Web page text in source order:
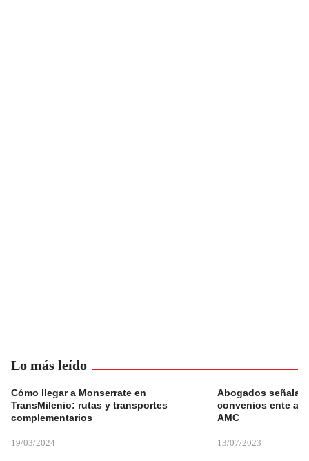
Lo más leído
Cómo llegar a Monserrate en
TransMilenio: rutas y transportes
complementarios
19/03/2024
Abogados
convenios ente
AMC
13/07/2023